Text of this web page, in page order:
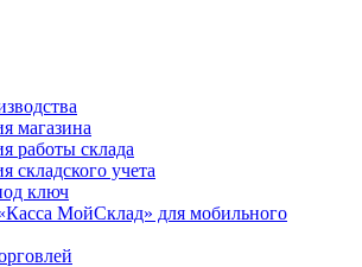
магазина
работы склада
складского учета
ключ
МойСклад» для мобильного